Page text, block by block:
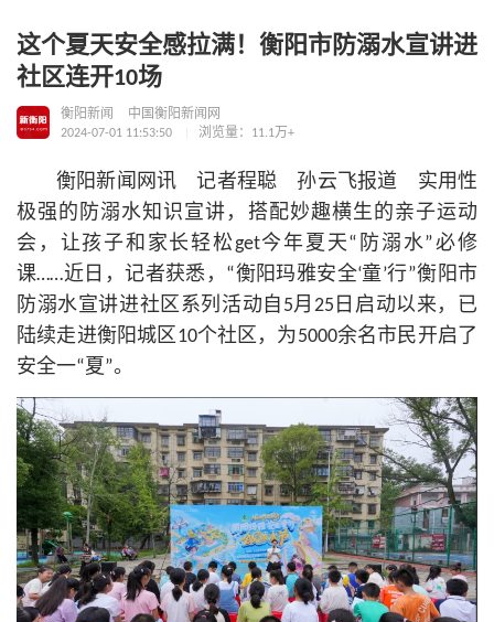
这个夏天安全感拉满！衡阳市防溺水宣讲进
社区连开10场
衡阳新闻
中国衡阳新闻网
2024-07-01 11:53:50
浏览量：11.1万+
衡阳新闻网讯 记者程聪 孙云飞报道 实用性
极强的防溺水知识宣讲，搭配妙趣横生的亲子运动
会，让孩子和家长轻松get今年夏天“防溺水”必修
课……近日，记者获悉，“衡阳玛雅安全‘童’行”衡阳市
防溺水宣讲进社区系列活动自5月25日启动以来，已
陆续走进衡阳城区10个社区，为5000余名市民开启了
安全一“夏”。